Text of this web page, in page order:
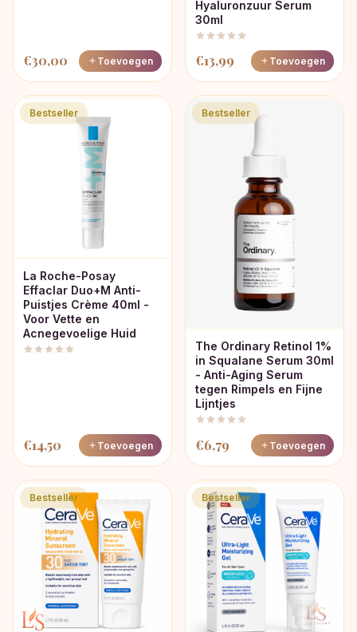
€30,00 Toevoegen
Hyaluronzuur Serum
30ml
€13,99 Toevoegen
Bestseller
La Roche-Posay
Effaclar Duo+M Anti-
Puistjes Crème 40ml -
Voor Vette en
Acnegevoelige Huid
€14,50 Toevoegen
Bestseller
The Ordinary Retinol 1%
in Squalane Serum 30ml
- Anti-Aging Serum
tegen Rimpels en Fijne
Lijntjes
€6,79 Toevoegen
Bestseller Bestseller